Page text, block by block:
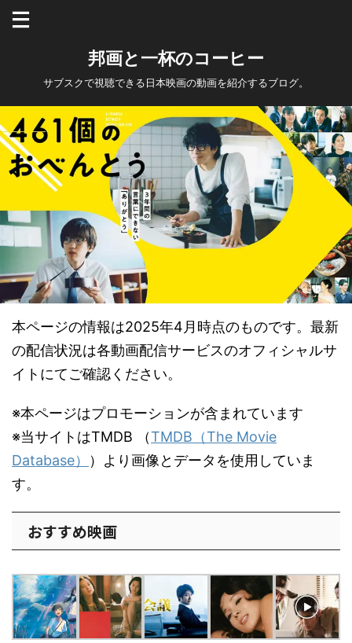
邦画と一杯のコーヒー
サブスクで視聴できる日本映画の動画を紹介するブログ。
本ページの情報は2025年4月時点のものです。最新
の配信状況は各動画配信サービスのオフィシャルサ
イトにてご確認ください。
※本ページはプロモーションが含まれています
※当サイトはTMDB （TMDB（The Movie
Database）
）より画像とデータを使用していま
す。
おすすめ映画